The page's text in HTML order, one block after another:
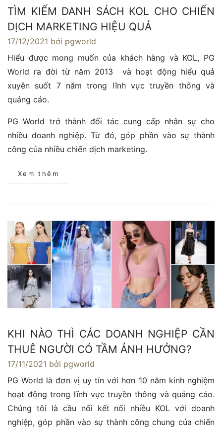
TÌM KIẾM DANH SÁCH KOL CHO CHIẾN
DỊCH MARKETING HIỆU QUẢ
17/12/2021 bởi pgworld
Hiểu được mong muốn của khách hàng và KOL, PG
World ra đời từ năm 2013 và hoạt động hiểu quả
xuyên suốt 7 năm trong lĩnh vực truyền thông và
quảng cáo.
PG World trở thành đối tác cung cấp nhân sự cho
nhiều doanh nghiệp. Từ đó, góp phần vào sự thành
công của nhiều chiến dịch marketing.
Xem thêm
KHI NÀO THÌ CÁC DOANH NGHIỆP CẦN
THUÊ NGƯỜI CÓ TẦM ẢNH HƯỞNG?
17/11/2021 bởi pgworld
PG World là đơn vị uy tín với hơn 10 năm kinh nghiệm
hoạt động trong lĩnh vực truyền thông và quảng cáo.
Chúng tôi là cầu nối kết nối nhiều KOL với doanh
nghiệp, góp phần vào sự thành công chung của chiến